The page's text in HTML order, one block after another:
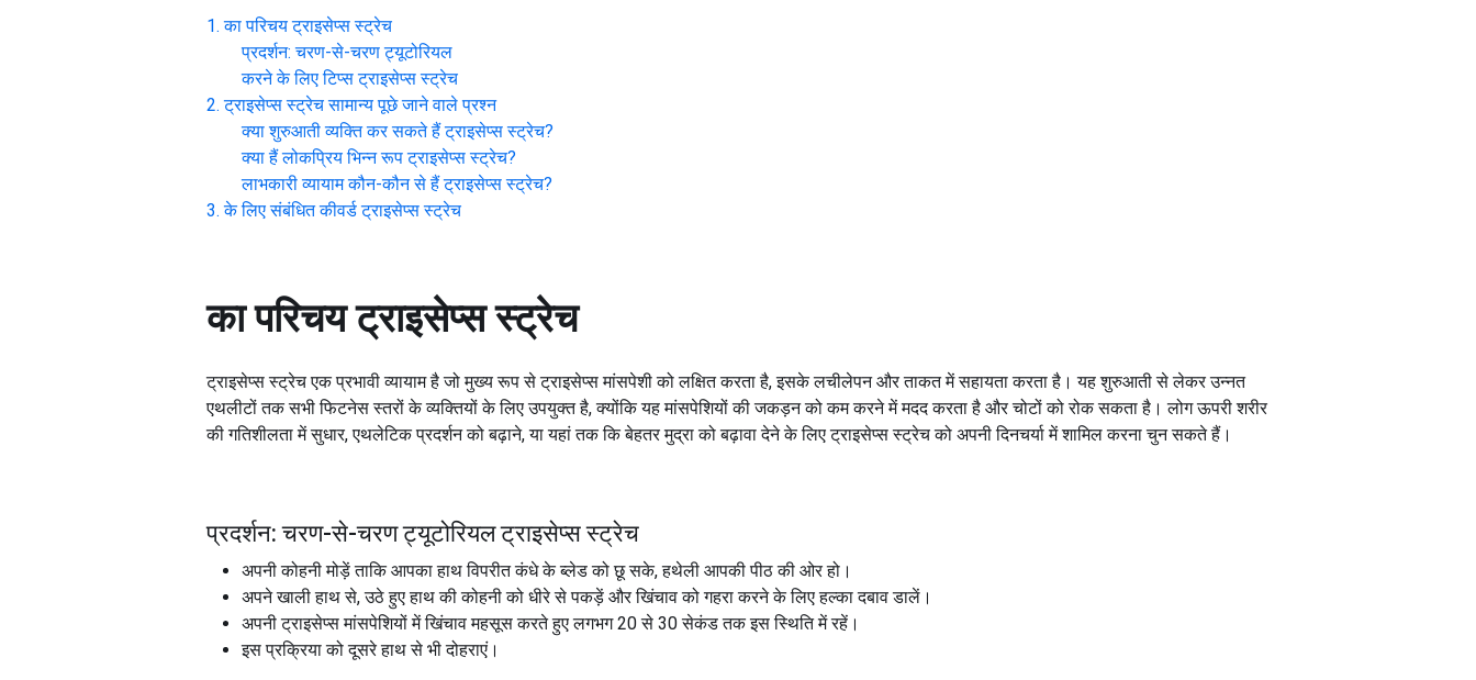
का परिचय ट्राइसेप्स स्ट्रेच
प्रदर्शन: चरण-से-चरण ट्यूटोरियल
करने के लिए टिप्स ट्राइसेप्स स्ट्रेच
ट्राइसेप्स स्ट्रेच सामान्य पूछे जाने वाले प्रश्न
क्या शुरुआती व्यक्ति कर सकते हैं ट्राइसेप्स स्ट्रेच?
क्या हैं लोकप्रिय भिन्न रूप ट्राइसेप्स स्ट्रेच?
लाभकारी व्यायाम कौन-कौन से हैं ट्राइसेप्स स्ट्रेच?
के लिए संबंधित कीवर्ड ट्राइसेप्स स्ट्रेच
का परिचय ट्राइसेप्स स्ट्रेच
ट्राइसेप्स स्ट्रेच एक प्रभावी व्यायाम है जो मुख्य रूप से ट्राइसेप्स मांसपेशी को लक्षित करता है, इसके लचीलेपन और ताकत में सहायता करता है। यह शुरुआती से लेकर उन्नत
एथलीटों तक सभी फिटनेस स्तरों के व्यक्तियों के लिए उपयुक्त है, क्योंकि यह मांसपेशियों की जकड़न को कम करने में मदद करता है और चोटों को रोक सकता है। लोग ऊपरी शरीर
की गतिशीलता में सुधार, एथलेटिक प्रदर्शन को बढ़ाने, या यहां तक ​​कि बेहतर मुद्रा को बढ़ावा देने के लिए ट्राइसेप्स स्ट्रेच को अपनी दिनचर्या में शामिल करना चुन सकते हैं।
प्रदर्शन: चरण-से-चरण ट्यूटोरियल ट्राइसेप्स स्ट्रेच
अपनी कोहनी मोड़ें ताकि आपका हाथ विपरीत कंधे के ब्लेड को छू सके, हथेली आपकी पीठ की ओर हो।
अपने खाली हाथ से, उठे हुए हाथ की कोहनी को धीरे से पकड़ें और खिंचाव को गहरा करने के लिए हल्का दबाव डालें।
अपनी ट्राइसेप्स मांसपेशियों में खिंचाव महसूस करते हुए लगभग 20 से 30 सेकंड तक इस स्थिति में रहें।
इस प्रक्रिया को दूसरे हाथ से भी दोहराएं।